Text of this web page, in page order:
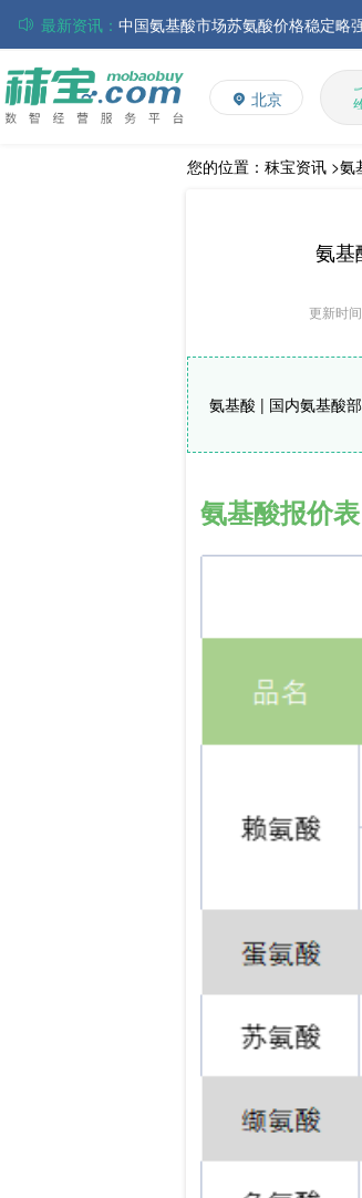
最新资讯：
磷酸氢钙市场行情走弱；小苏打和
帝斯曼-芬美意发布2026年上半年业
巴斯夫集团发布2026年第二季度财
丸红株式会社发布截至2026年6月
住友化学公布2026财年第一季度业
北京
您的位置： 秣宝资讯 >氨
氨基
更新时
氨基酸 | 国内氨基酸
氨基酸报价表